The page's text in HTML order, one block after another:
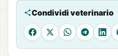
Condividi veterinario
Facebook
X WhatsAppTelegram